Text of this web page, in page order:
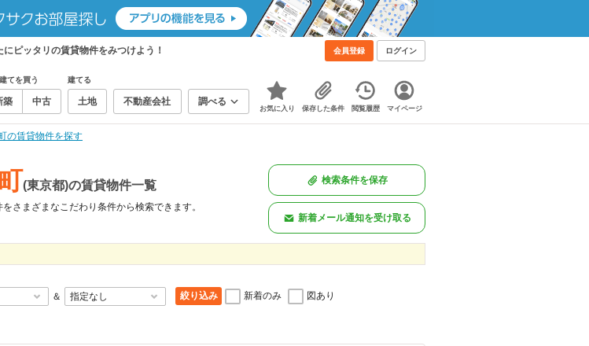
ピッタリの賃貸物件をみつけよう！ 会員登録 ログイン
てを買う
築 中古
建てる
土地 不動産会社 調べる
お気に入り 保存した条件 閲覧履歴 マイページ
の賃貸物件を探す
(東京都)の賃貸物件一覧
さまざまなこだわり条件から検索できます。
検索条件を保存
新着メール通知を受け取る
＆ 絞り込み 新着のみ 図あり